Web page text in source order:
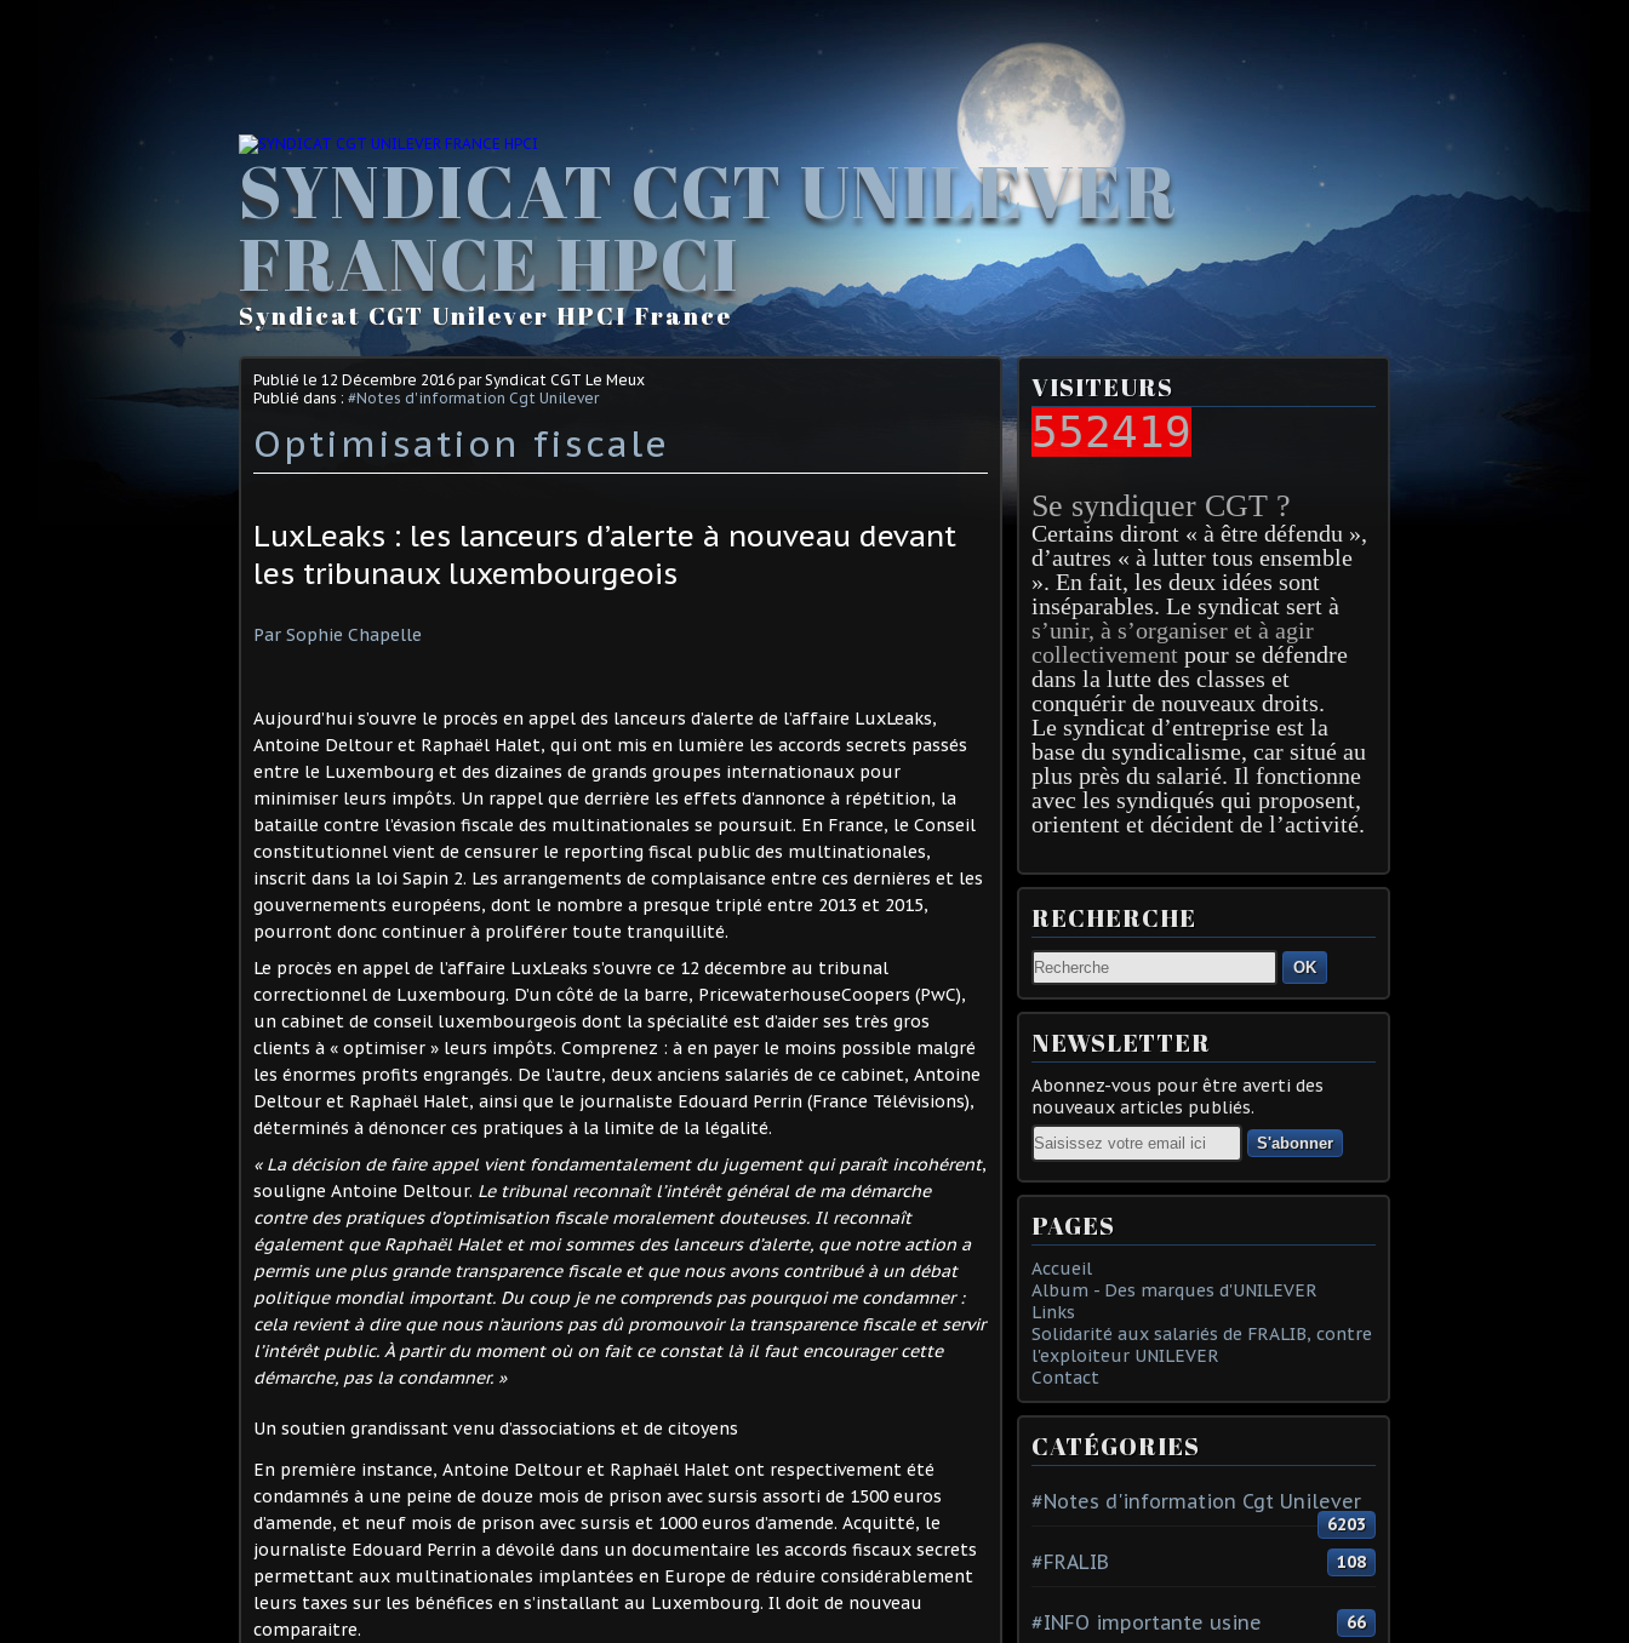
SYNDICAT CGT UNILEVER
FRANCE HPCI
Syndicat CGT Unilever HPCI France
Publié le 12 Décembre 2016 par Syndicat CGT Le Meux
Publié dans : #Notes d'information Cgt Unilever
Optimisation fiscale
LuxLeaks : les lanceurs d’alerte à nouveau devant
les tribunaux luxembourgeois
Par Sophie Chapelle
Aujourd’hui s’ouvre le procès en appel des lanceurs d’alerte de l’affaire LuxLeaks,
Antoine Deltour et Raphaël Halet, qui ont mis en lumière les accords secrets passés
entre le Luxembourg et des dizaines de grands groupes internationaux pour
minimiser leurs impôts. Un rappel que derrière les effets d’annonce à répétition, la
bataille contre l’évasion fiscale des multinationales se poursuit. En France, le Conseil
constitutionnel vient de censurer le reporting fiscal public des multinationales,
inscrit dans la loi Sapin 2. Les arrangements de complaisance entre ces dernières et les
gouvernements européens, dont le nombre a presque triplé entre 2013 et 2015,
pourront donc continuer à proliférer toute tranquillité.
Le procès en appel de l’affaire LuxLeaks s’ouvre ce 12 décembre au tribunal
correctionnel de Luxembourg. D’un côté de la barre, PricewaterhouseCoopers (PwC),
un cabinet de conseil luxembourgeois dont la spécialité est d’aider ses très gros
clients à « optimiser » leurs impôts. Comprenez : à en payer le moins possible malgré
les énormes profits engrangés. De l’autre, deux anciens salariés de ce cabinet, Antoine
Deltour et Raphaël Halet, ainsi que le journaliste Edouard Perrin (France Télévisions),
déterminés à dénoncer ces pratiques à la limite de la légalité.
« La décision de faire appel vient fondamentalement du jugement qui paraît incohérent,
souligne Antoine Deltour. Le tribunal reconnaît l’intérêt général de ma démarche
contre des pratiques d’optimisation fiscale moralement douteuses. Il reconnaît
également que Raphaël Halet et moi sommes des lanceurs d’alerte, que notre action a
permis une plus grande transparence fiscale et que nous avons contribué à un débat
politique mondial important. Du coup je ne comprends pas pourquoi me condamner :
cela revient à dire que nous n’aurions pas dû promouvoir la transparence fiscale et servir
l’intérêt public. À partir du moment où on fait ce constat là il faut encourager cette
démarche, pas la condamner. »
Un soutien grandissant venu d’associations et de citoyens
En première instance, Antoine Deltour et Raphaël Halet ont respectivement été
condamnés à une peine de douze mois de prison avec sursis assorti de 1500 euros
d’amende, et neuf mois de prison avec sursis et 1000 euros d’amende. Acquitté, le
journaliste Edouard Perrin a dévoilé dans un documentaire les accords fiscaux secrets
permettant aux multinationales implantées en Europe de réduire considérablement
leurs taxes sur les bénéfices en s’installant au Luxembourg. Il doit de nouveau
comparaitre.
VISITEURS
552419
Se syndiquer CGT ?
Certains diront « à être défendu »,
d’autres « à lutter tous ensemble
». En fait, les deux idées sont
inséparables. Le syndicat sert à
s’unir, à s’organiser et à agir
collectivement pour se défendre
dans la lutte des classes et
conquérir de nouveaux droits.
Le syndicat d’entreprise est la
base du syndicalisme, car situé au
plus près du salarié. Il fonctionne
avec les syndiqués qui proposent,
orientent et décident de l’activité.
RECHERCHE
OK
NEWSLETTER
Abonnez-vous pour être averti des
nouveaux articles publiés.
Email
PAGES
Accueil
Album - Des marques d'UNILEVER
Links
Solidarité aux salariés de FRALIB, contre
l'exploiteur UNILEVER
Contact
CATÉGORIES
#Notes d'information Cgt Unilever
6203
#FRALIB 108
#INFO importante usine 66